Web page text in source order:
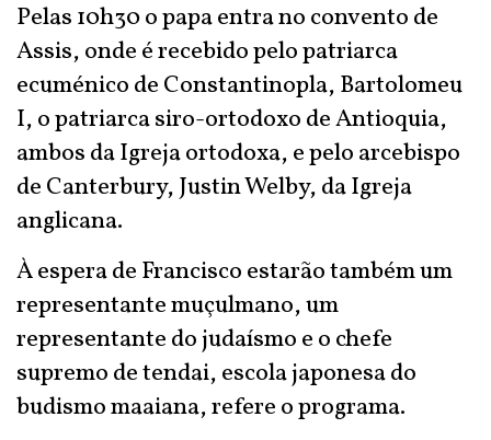
Pelas 10h30 o papa entra no convento de
Assis, onde é recebido pelo patriarca
ecuménico de Constantinopla, Bartolomeu
I, o patriarca siro-ortodoxo de Antioquia,
ambos da Igreja ortodoxa, e pelo arcebispo
de Canterbury, Justin Welby, da Igreja
anglicana.
À espera de Francisco estarão também um
representante muçulmano, um
representante do judaísmo e o chefe
supremo de tendai, escola japonesa do
budismo maaiana, refere o programa.